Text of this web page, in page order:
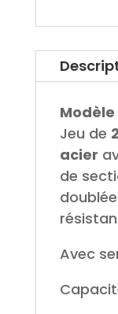
Jeu de
acier
de
Avec